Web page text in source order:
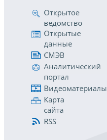
Открытое
ведомство
Открытые
данные
СМЭВ
Аналитический
портал
Видеоматериалы
Карта
сайта
RSS